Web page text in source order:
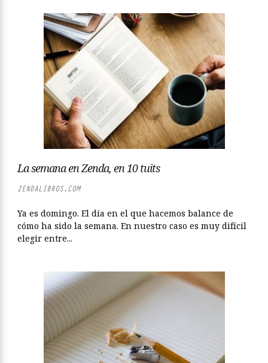
La semana en Zenda, en 10 tuits
ZENDALIBROS.COM
Ya es domingo. El día en el que hacemos balance de
cómo ha sido la semana. En nuestro caso es muy difícil
elegir entre...